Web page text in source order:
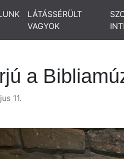
LÁTÁSSÉRÜLT
VAGYOK
a
11.